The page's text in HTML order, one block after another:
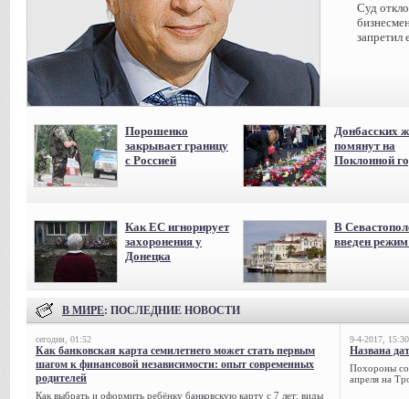
Суд
запретил
Порошенко
закрывает границу
с Россией
Донбасских
помянут на
Поклонной
Как ЕС игнорирует
захоронения у
Донецка
В
введен
В МИРЕ: ПОСЛЕДНИЕ НОВОСТИ
сегодня, 01:52
Как банковская карта семилетнего может стать первым
шагом к финансовой независимости: опыт современных
родителей
Как выбрать и оформить ребёнку банковскую карту с 7 лет: виды
9-4-2017, 15:30
Названа
Похороны
апреля на